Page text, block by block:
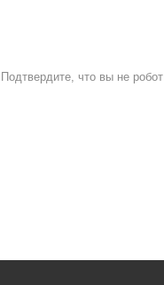
Подтвердите, что вы не робот